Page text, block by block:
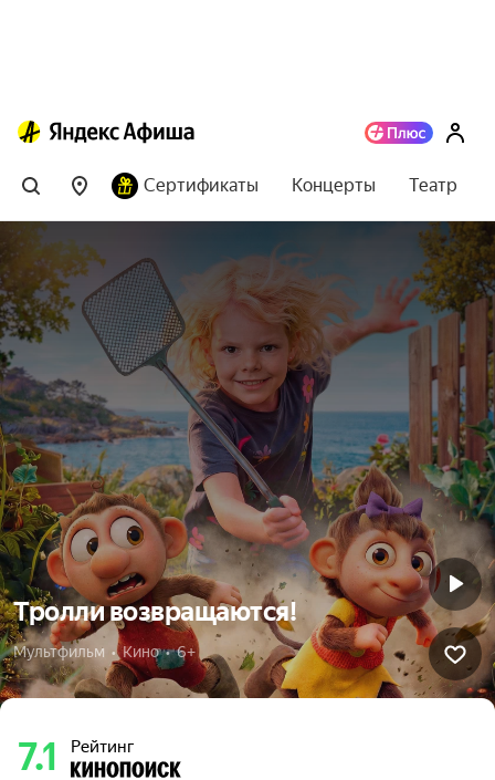
Сертификаты Концерты Театр
Тролли возвращаются!
Мультфильм  •  Кино  •  6+
7.1 Рейтинг